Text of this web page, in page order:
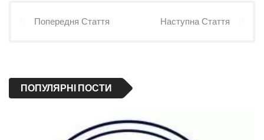
Попередня Стаття Наступна Стаття
ПОПУЛЯРНІ ПОСТИ